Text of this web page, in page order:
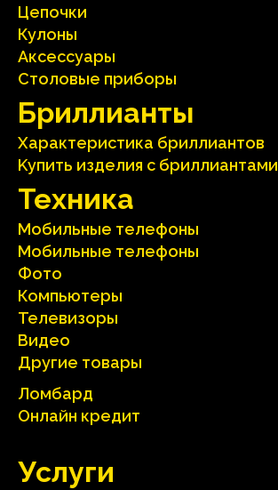
Цепочки
Кулоны
Аксесcуары
Столовые приборы
Бриллианты
Характеристика бриллиантoв
Kупить изделия c бриллиантами
Техника
Мобильные телефоны
Мобильные телефоны
Фото
Компьютеры
Телевизоры
Видео
Другие товары
Ломбард
Онлайн кредит
Услуги